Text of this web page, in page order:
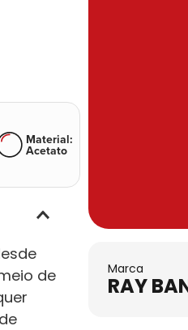
Material:
Acetato
de
Marca
RAY